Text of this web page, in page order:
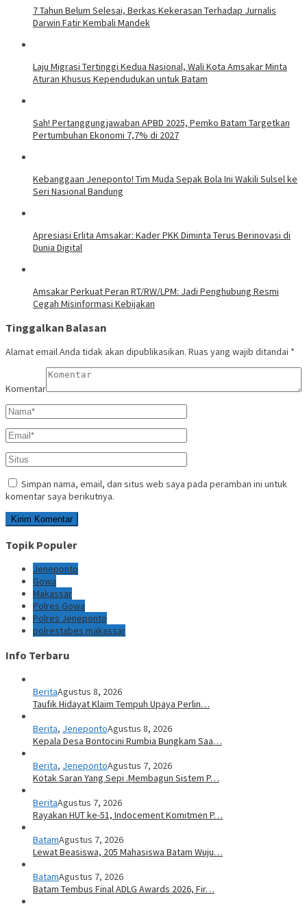
7 Tahun Belum Selesai, Berkas Kekerasan Terhadap Jurnalis
Darwin Fatir Kembali Mandek
Laju Migrasi Tertinggi Kedua Nasional, Wali Kota Amsakar Minta
Aturan Khusus Kependudukan untuk Batam
Sah! Pertanggungjawaban APBD 2025, Pemko Batam Targetkan
Pertumbuhan Ekonomi 7,7% di 2027
Kebanggaan Jeneponto! Tim Muda Sepak Bola Ini Wakili Sulsel ke
Seri Nasional Bandung
Apresiasi Erlita Amsakar: Kader PKK Diminta Terus Berinovasi di
Dunia Digital
Amsakar Perkuat Peran RT/RW/LPM: Jadi Penghubung Resmi
Cegah Misinformasi Kebijakan
Tinggalkan Balasan
Alamat email Anda tidak akan dipublikasikan. Ruas yang wajib ditandai *
Komentar
Simpan nama, email, dan situs web saya pada peramban ini untuk
komentar saya berikutnya.
Topik Populer
Jeneponto
Gowa
Makassar
Polres Gowa
Polres Jeneponto
polrestabes makassar
Info Terbaru
BeritaAgustus 8, 2026
Taufik Hidayat Klaim Tempuh Upaya Perlin…
Berita, JenepontoAgustus 8, 2026
Kepala Desa Bontocini Rumbia Bungkam Saa…
Berita, JenepontoAgustus 7, 2026
Kotak Saran Yang Sepi .Membagun Sistem P…
BeritaAgustus 7, 2026
Rayakan HUT ke-51, Indocement Komitmen P…
BatamAgustus 7, 2026
Lewat Beasiswa, 205 Mahasiswa Batam Wuju…
BatamAgustus 7, 2026
Batam Tembus Final ADLG Awards 2026, Fir…